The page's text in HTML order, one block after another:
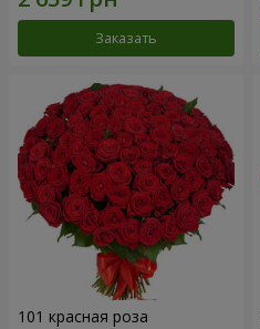
Заказать
101 красная роза